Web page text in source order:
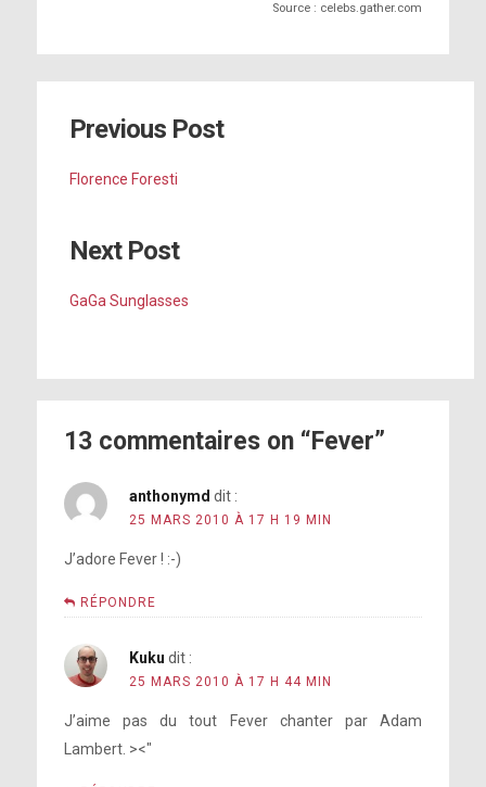
Source : celebs.gather.com
Previous Post
Florence Foresti
Next Post
GaGa Sunglasses
13 commentaires on “Fever”
anthonymd dit :
25 MARS 2010 À 17 H 19 MIN
J’adore Fever ! :-)
RÉPONDRE
Kuku dit :
25 MARS 2010 À 17 H 44 MIN
J’aime pas du tout Fever chanter par Adam
Lambert. ><"